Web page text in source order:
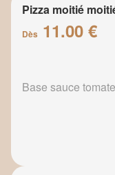
Pizza moitié
Dès 11.00 €
Base sauce tomate